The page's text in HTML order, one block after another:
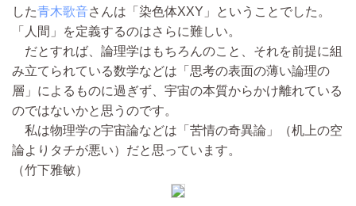
した青木歌音さんは「染色体XXY」ということでした。
「人間」を定義するのはさらに難しい。
だとすれば、論理学はもちろんのこと、それを前提に組
み立てられている数学などは「思考の表面の薄い論理の
層」によるものに過ぎず、宇宙の本質からかけ離れている
のではないかと思うのです。
私は物理学の宇宙論などは「苦情の奇異論」（机上の空
論よりタチが悪い）だと思っています。
（竹下雅敏）